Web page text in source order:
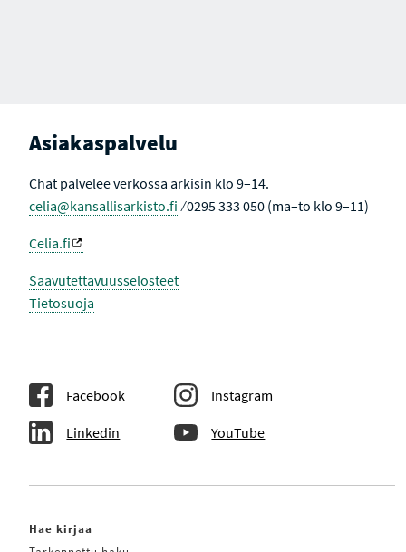
Asiakaspalvelu
Chat palvelee verkossa arkisin klo 9–14.
celia@kansallisarkisto.fi ⁄ 0295 333 050 (ma–to klo 9–11)
Celia.fi
Saavutettavuusselosteet
Tietosuoja
Facebook Instagram
Linkedin YouTube
Hae kirjaa